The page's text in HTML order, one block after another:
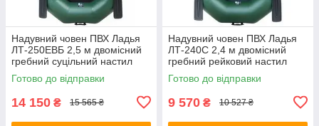
Надувний човен ПВХ Ладья
ЛТ-250ЕВБ 2,5 м двомісний
гребний суцільний настил
привальний брус пересувні/
стаціонарні сидіння
Готово до відправки
14 150 ₴ 15 565 ₴
Надувний човен ПВХ Ладья
ЛТ-240С 2,4 м двомісний
гребний рейковий настил
стаціонарні сидіння
Готово до відправки
9 570 ₴ 10 527 ₴